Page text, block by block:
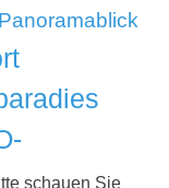
Panoramablick
schauen Sie